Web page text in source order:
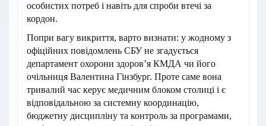
особистих потреб і навіть для спроби втечі за
кордон.
Попри вагу викриття, варто визнати: у жодному з
офіційних повідомлень СБУ не згадується
департамент охорони здоров’я КМДА чи його
очільниця Валентина Гінзбург. Проте саме вона
тривалий час керує медичним блоком столиці і є
відповідальною за системну координацію,
бюджетну дисципліну та контроль за програмами,